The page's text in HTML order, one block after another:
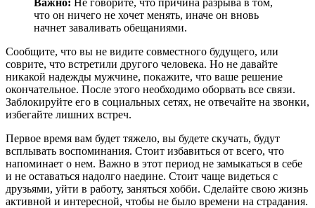
что он ничего не хочет менять, иначе он вновь
начнет заваливать обещаниями.
Сообщите, что вы не видите совместного будущего, или
соврите, что встретили другого человека. Но не давайте
никакой надежды мужчине, покажите, что ваше решение
окончательное. После этого необходимо оборвать все связи.
Заблокируйте его в социальных сетях, не отвечайте на звонки,
избегайте лишних встреч.
Первое время вам будет тяжело, вы будете скучать, будут
всплывать воспоминания. Стоит избавиться от всего, что
напоминает о нем. Важно в этот период не замыкаться в себе
и не оставаться надолго наедине. Стоит чаще видеться с
друзьями, уйти в работу, заняться хобби. Сделайте свою жизнь
активной и интересной, чтобы не было времени на страдания.